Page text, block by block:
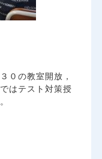
０の教室開放，
はテスト対策授